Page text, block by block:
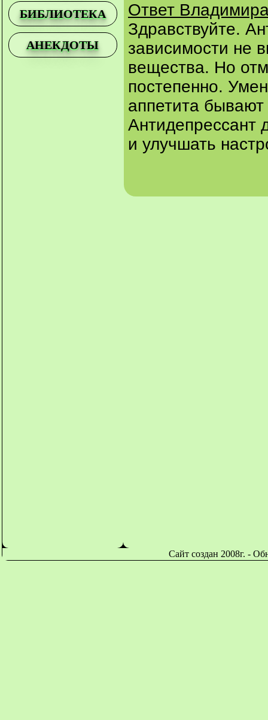
БИБЛИОТЕКА
АНЕКДОТЫ
Ответ
Здравствуйте.
зависимости не
вещества. Но
постепенно.
аппетита
Антидепрессант
и улучшать
Сайт создан 2008г. -